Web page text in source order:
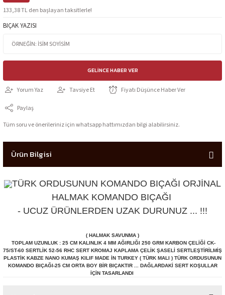
133,38 TL den başlayan taksitlerle!
BIÇAK YAZISI
GELINCE HABER VER
Yorum Yaz Tavsiye Et Fiyatı Düşünce Haber Ver
Paylaş
Tüm soru ve önerileriniz için whatsapp hattımızdan bilgi alabilirsiniz.
Ürün Bilgisi
TÜRK ORDUSUNUN KOMANDO BIÇAĞI ORJİNAL
HALMAK KOMANDO BIÇAĞI
- UCUZ ÜRÜNLERDEN UZAK DURUNUZ ... !!!
( HALMAK SAVUNMA )
TOPLAM UZUNLUK : 25 CM KALINLIK 4 MM AĞIRLIĞI 250 GRM KARBON ÇELİĞİ CK-
75/ST-60 SERTLİK 52-56 RHC SERT KROMAJ KAPLAMA ÇELİK ŞASELİ SERTLEŞTİRİLMİŞ
PLASTİK KABZE NANO KUMAŞ KILIF MADE İN TURKEY ( TÜRK MALI ) TÜRK ORDUSUNUN
KOMANDO BIÇAĞI-25 CM ORTA BOY BİR BIÇAKTIR ... DAĞLARDAKİ SERT KOŞULLAR
İÇİN TASARLANDI